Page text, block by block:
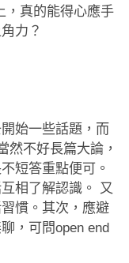
，真的能得心應手
力？
始一些話題，而
然不好長篇大論，
短答重點便可。
相了解認識。 又
慣。其次，應避
，可問open end